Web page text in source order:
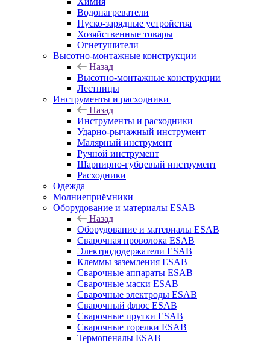
Водонагреватели
Пуско-зарядные устройства
Хозяйственные товары
Огнетушители
Высотно-монтажные конструкции
Назад
Высотно-монтажные конструкции
Лестницы
Инструменты и расходники
Назад
Инструменты и расходники
Ударно-рычажный инструмент
Малярный инструмент
Ручной инструмент
Шарнирно-губцевый инструмент
Расходники
Одежда
Молниеприёмники
Оборудование и материалы ESAB
Назад
Оборудование и материалы ESAB
Сварочная проволока ESAB
Электрододержатели ESAB
Клеммы заземления ESAB
Сварочные аппараты ESAB
Сварочные маски ESAB
Сварочные электроды ESAB
Сварочный флюс ESAB
Сварочные прутки ESAB
Сварочные горелки ESAB
Термопеналы ESAB